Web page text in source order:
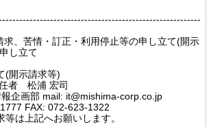
求、苦情・訂正・利用停止等の申し立て(開示
し立て
(開示請求等)
者 松浦 宏司
企画部 mail: it@mishima-corp.co.jp
FAX: 072-623-1322
は上記へお願いします。